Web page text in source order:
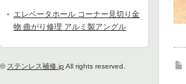
エレベータホール コーナー見切り金
物 曲がり修理 アルミ製アングル
© ステンレス補修.jp All rights reserved.